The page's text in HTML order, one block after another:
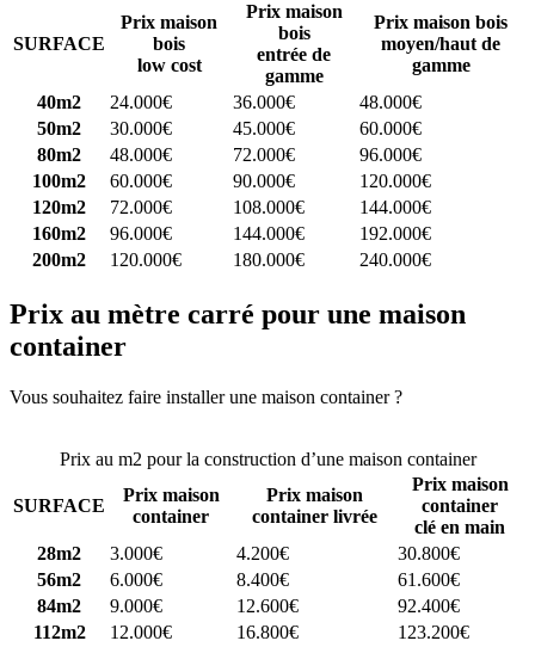
SURFACE
Prix maison
bois
low cost
Prix maison
bois
entrée de
gamme
Prix maison bois
moyen/haut de
gamme
40m2
24.000€ 36.000€
48.000€
50m2
30.000€ 45.000€
60.000€
80m2
48.000€ 72.000€
96.000€
100m2
60.000€ 90.000€
120.000€
120m2
72.000€ 108.000€
144.000€
160m2
96.000€ 144.000€
192.000€
200m2
120.000€ 180.000€ 240.000€
Prix au mètre carré pour une maison
container
Vous souhaitez faire installer une maison container ?
Prix au m2 pour la construction d’une maison container
SURFACE
Prix maison
container
Prix maison
container livrée
Prix maison
container
clé en main
28m2
3.000€ 4.200€
30.800€
56m2
6.000€ 8.400€
61.600€
84m2
9.000€ 12.600€
92.400€
112m2
12.000€ 16.800€
123.200€